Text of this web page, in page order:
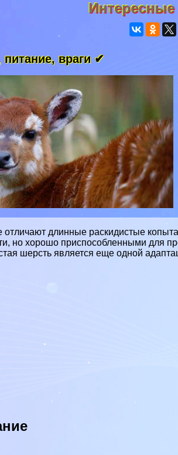
питание, враги ✔
отличают длинные раскидистые
но хорошо приспособленными для
шерсть является еще одной